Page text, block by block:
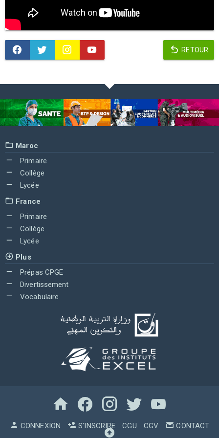
RETOUR
Maroc
Primaire
Collège
Lycée
France
Primaire
Collège
Lycée
Plus
Prépas CPGE
Divertissement
Vocabulaire
CONNEXION S'INSCRIRE CGU CGV CONTACT